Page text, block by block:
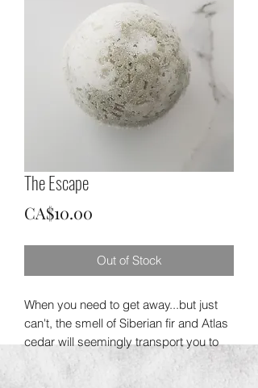
The Escape
CA$10.00
Out of Stock
When you need to get away...but just
can't, the smell of Siberian fir and Atlas
cedar will seemingly transport you to
the forest. Named after our little escape